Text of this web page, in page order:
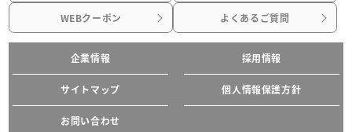
WEBクーポン よくあるご質問
企業情報 採用情報
サイトマップ 個人情報保護方針
お問い合わせ